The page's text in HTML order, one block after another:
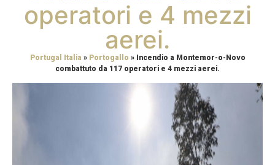
operatori e 4 mezzi
aerei.
Portugal Italia » Portogallo » Incendio a Montemor-o-Novo
combattuto da 117 operatori e 4 mezzi aerei.